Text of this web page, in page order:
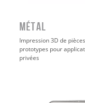
MÉTAL
Impression 3D de
prototypes pour
privées